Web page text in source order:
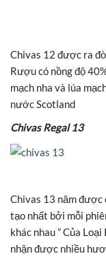
Chivas 12 được ra
Rượu có nồng độ
mạch nha và lúa
nước Scotland
Chivas Regal 13
Chivas 13 năm được
tạo nhất bởi mỗi
khác nhau ” Của
nhận được nhiều